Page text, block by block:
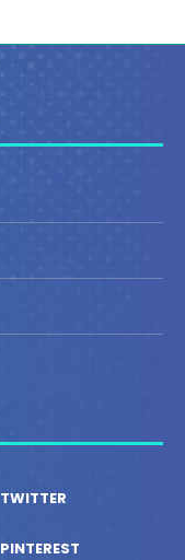
TWITTER
PINTEREST